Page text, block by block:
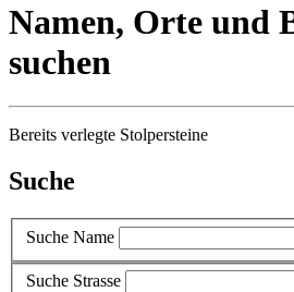
Namen, Orte und
suchen
Bereits verlegte Stolpersteine
Suche
Suche Name
Suche Strasse